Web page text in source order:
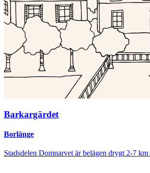
Barkargärdet
Borlänge
Stadsdelen Domnarvet är belägen drygt 2-7